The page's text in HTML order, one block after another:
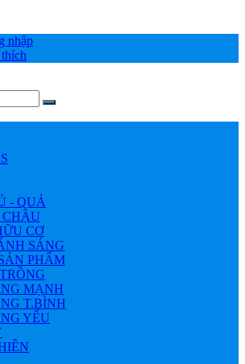
nhập
- QUẢ
CHẬU
CƠ
SÁNG
PHẨM
MẠNH
T.BÌNH
YẾU